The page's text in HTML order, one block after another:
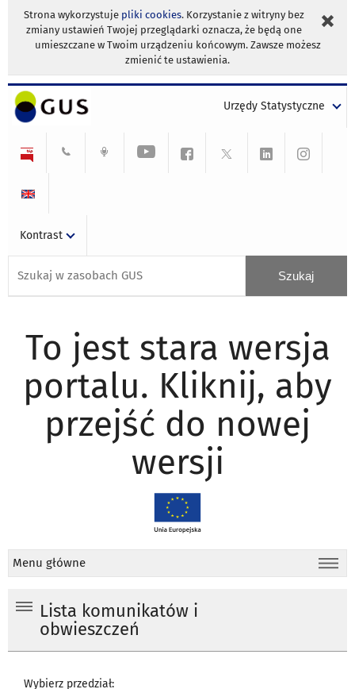
Strona wykorzystuje pliki cookies. Korzystanie z witryny bez
zmiany ustawień Twojej przeglądarki oznacza, że będą one
umieszczane w Twoim urządzeniu końcowym. Zawsze możesz
zmienić te ustawienia.
Urzędy Statystyczne
Kontrast
To jest stara wersja
portalu. Kliknij, aby
przejść do nowej
wersji
Menu główne
Lista komunikatów i
obwieszczeń
Wybierz przedział: